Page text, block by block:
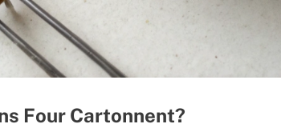
Four Cartonnent?